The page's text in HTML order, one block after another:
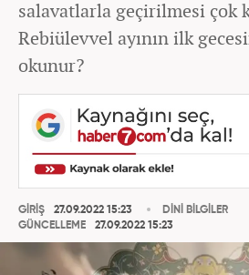
salavatlarla geçirilmesi çok
Rebiülevvel ayının ilk
okunur?
GİRİŞ
27.09.2022 15:23
GÜNCELLEME
27.09.2022 15:23
DİNİ BİLGİLER